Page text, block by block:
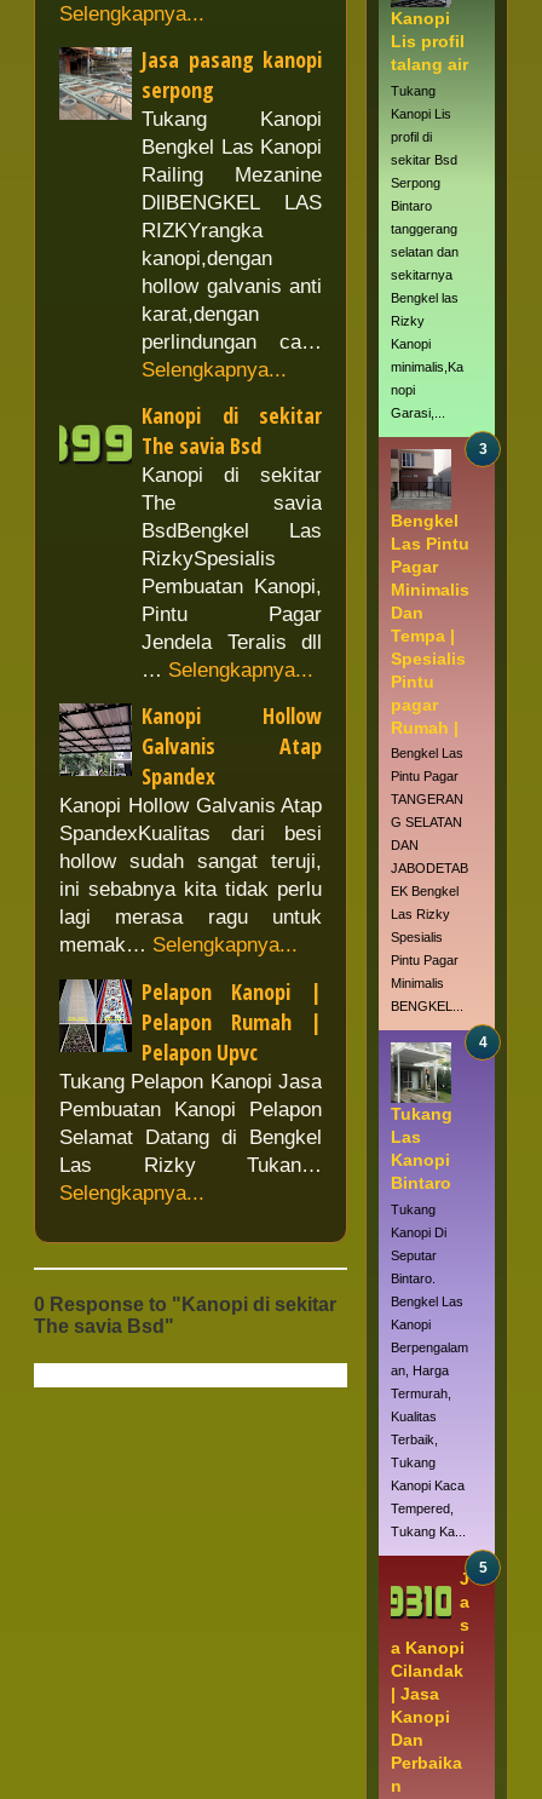
Selengkapnya...
Jasa pasang kanopi
serpong
Tukang Kanopi
Bengkel Las Kanopi
Railing Mezanine
DllBENGKEL LAS
RIZKYrangka
kanopi,dengan
hollow galvanis anti
karat,dengan
perlindungan ca…
Selengkapnya...
Kanopi di sekitar
The savia Bsd
Kanopi di sekitar
The savia
BsdBengkel Las
RizkySpesialis
Pembuatan Kanopi,
Pintu Pagar
Jendela Teralis dll
… Selengkapnya...
Kanopi Hollow
Galvanis Atap
Spandex
Kanopi Hollow Galvanis Atap
SpandexKualitas dari besi
hollow sudah sangat teruji,
ini sebabnya kita tidak perlu
lagi merasa ragu untuk
memak… Selengkapnya...
Pelapon Kanopi |
Pelapon Rumah |
Pelapon Upvc
Tukang Pelapon Kanopi Jasa
Pembuatan Kanopi Pelapon
Selamat Datang di Bengkel
Las Rizky Tukan…
Selengkapnya...
0 Response to "Kanopi di sekitar
The savia Bsd"
Kanopi
Lis profil
talang air
Tukang
Kanopi Lis
profil di
sekitar Bsd
Serpong
Bintaro
tanggerang
selatan dan
sekitarnya
Bengkel las
Rizky
Kanopi
minimalis,Ka
nopi
Garasi,...
Bengkel
Las Pintu
Pagar
Minimalis
Dan
Tempa |
Spesialis
Pintu
pagar
Rumah |
Bengkel Las
Pintu Pagar
TANGERAN
G SELATAN
DAN
JABODETAB
EK Bengkel
Las Rizky
Spesialis
Pintu Pagar
Minimalis
BENGKEL...
Tukang
Las
Kanopi
Bintaro
Tukang
Kanopi Di
Seputar
Bintaro.
Bengkel Las
Kanopi
Berpengalam
an, Harga
Termurah,
Kualitas
Terbaik,
Tukang
Kanopi Kaca
Tempered,
Tukang Ka...
J
a
s
a Kanopi
Cilandak
| Jasa
Kanopi
Dan
Perbaika
n